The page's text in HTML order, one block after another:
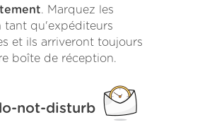
. Marquez les
tant qu'expéditeurs
et ils arriveront toujours
boîte de réception.
not-disturb